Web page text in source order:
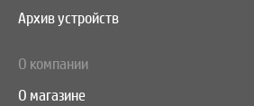
Архив устройств
О компании
О магазине